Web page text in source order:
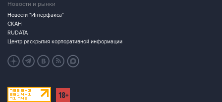
Новости и рынки
Новости "Интерфакса"
СКАН
RUDATA
Центр раскрытия корпоративной информации